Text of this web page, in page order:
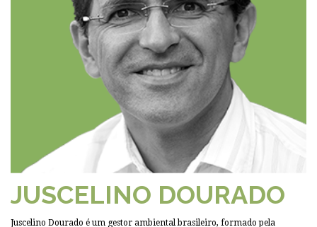
JUSCELINO DOURADO
Juscelino Dourado é um gestor ambiental brasileiro, formado pela